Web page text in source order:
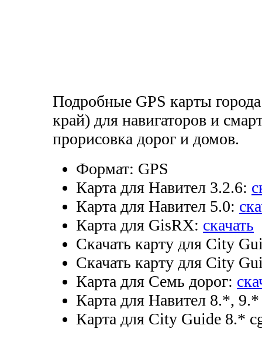
Подробные GPS карты
край) для навигаторов и
прорисовка дорог и домов.
Формат: GPS
Карта для Навител 3.2.6:
Карта для Навител 5.0:
Карта для GisRX: скачать
Скачать карту для City
Скачать карту для City
Карта для Семь дорог:
Карта для Навител 8.*,
Карта для City Guide 8.*